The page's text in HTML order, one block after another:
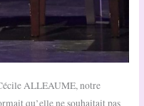
ALLEAUME, notre
qu’elle ne souhaitait pas